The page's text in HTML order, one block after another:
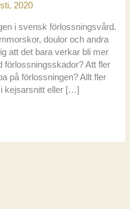
2020
i svensk förlossningsvård.
doulor och andra
att det bara verkar bli mer
förlossningsskador? Att fler
på förlossningen? Allt fler
kejsarsnitt eller […]